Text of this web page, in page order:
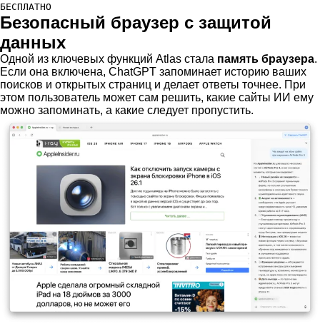
БЕСПЛАТНО
Безопасный браузер с защитой
данных
Одной из ключевых функций Atlas стала память браузера.
Если она включена, ChatGPT запоминает историю ваших
поисков и открытых страниц и делает ответы точнее. При
этом пользователь может сам решить, какие сайты ИИ ему
можно запоминать, а какие следует пропустить.